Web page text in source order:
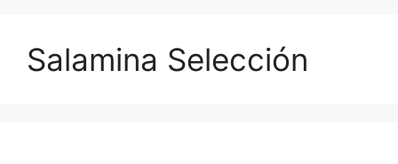
Salamina Selección